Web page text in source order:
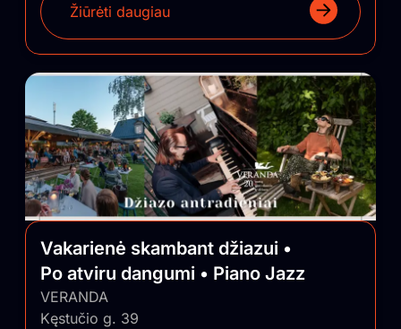
Žiūrėti daugiau
Vakarienė skambant džiazui •
Po atviru dangumi • Piano Jazz
VERANDA
Kęstučio g. 39